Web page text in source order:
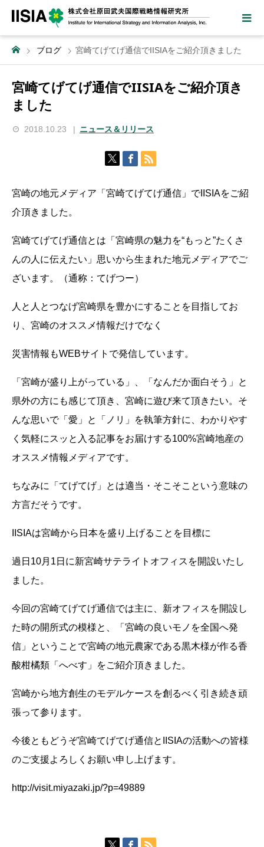
ブログ 宮崎てげてげ通信でIISIAをご紹介頂きました
宮崎てげてげ通信でIISIAをご紹介頂き
ました
2018.10.23 ニュース＆リリース
宮崎の地元メディア「宮崎てげてげ通信」でIISIAをご紹
介頂きました。
宮崎てげてげ通信とは「宮崎県の魅力を“もっと”たくさ
んの人に伝えたい」思いから生まれた地元メディアでご
ざいます。（通称：てげつー）
人と人とつなげ宮崎県を豊かにすることを目指してお
り、宮崎のオススメ情報だけでなく
災害情報もWEBサイトで発信しています。
「宮崎が盛り上がっている」、「なんだか面白そう」と
県外の方にも感じて頂き、宮崎に遊び来て頂きたい。そ
んな思いで「愛」と「ノリ」を執筆方針に、わかりやす
く気軽にスッと入る記事をお届けする100%宮崎地産の
オススメ情報メディアです。
ちなみに「てげてげ」とは適当・そこそこという意味の
方言だそうです。
IISIAは宮崎から日本を盛り上げることを目標に
過日10月1日に新宮崎サテライトオフィスを開設いたし
ました。
今回の宮崎てげてげ通信では主に、新オフィスを開設し
た時の開所式の模様と、「宮崎の良いモノを全国へ発
信」ということで宮崎の地元農家である黒木様が作る香
酸柑橘類「へべす」をご紹介頂きました。
宮崎から地方創生のモデルケースを創るべく引き続き頑
張って参ります。
今後ともどうぞ宮崎てげてげ通信とIISIAの活動への皆様
のご支援よろしくお願い申し上げます。
http://visit.miyazaki.jp/?p=49889